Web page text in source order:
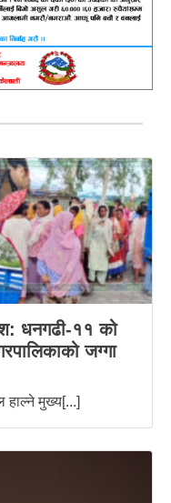
धनगढी-११ को
जग्गा
हाल्ने मुख्य[...]